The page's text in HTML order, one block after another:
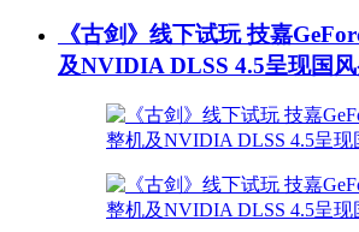
《古剑》线下试玩 技嘉
及NVIDIA DLSS 4.5呈现国